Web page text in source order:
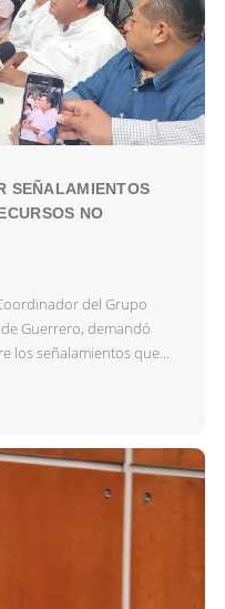
SEÑALAMIENTOS
NO
del Grupo
Guerrero, demandó
los señalamientos que...